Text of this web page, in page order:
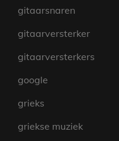
gitaarsnaren
gitaarversterker
gitaarversterkers
google
grieks
griekse muziek